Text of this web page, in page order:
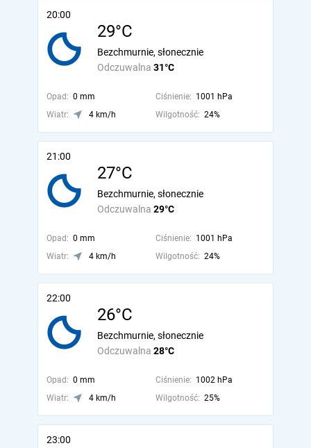
20:00
29°C
Odczuwalna 31°C
Bezchmurnie, słonecznie
Opad: 0 mm Ciśnienie: 1001 hPa
Wiatr:
4 km/h Wilgotność: 24%
21:00
27°C
Odczuwalna 29°C
Bezchmurnie, słonecznie
Opad: 0 mm Ciśnienie: 1001 hPa
Wiatr:
4 km/h Wilgotność: 24%
22:00
26°C
Odczuwalna 28°C
Bezchmurnie, słonecznie
Opad: 0 mm Ciśnienie: 1002 hPa
Wiatr:
4 km/h Wilgotność: 25%
23:00